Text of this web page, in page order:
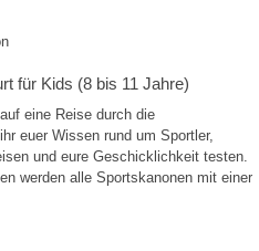
für Kids (8 bis 11 Jahre)
eine Reise durch die
euer Wissen rund um Sportler,
und eure Geschicklichkeit testen.
werden alle Sportskanonen mit einer